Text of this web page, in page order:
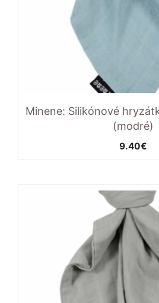
Minene: Silikónové
(modré)
9.40€